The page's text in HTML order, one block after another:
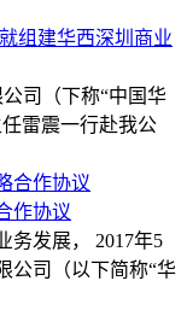
组建华西深圳商业
司（下称“中国华
雷震一行赴我公
作协议
务发展， 2017年5
公司（以下简称“华